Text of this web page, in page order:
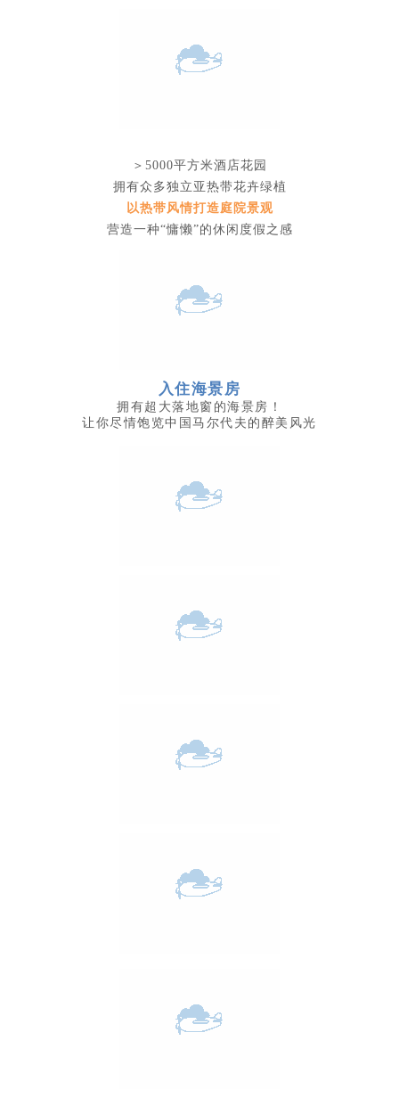
＞5000平方米酒店花园
拥有众多独立亚热带花卉绿植
以热带风情打造庭院景观
营造一种“慵懒”的休闲度假之感
入住海景房
拥有超大落地窗的海景房！
让你尽情饱览中国马尔代夫的醉美风光